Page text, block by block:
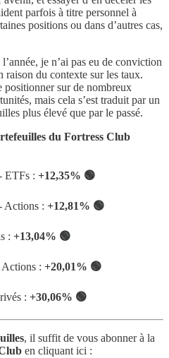
parfois à titre personnel à
positions ou dans d’autres cas,
je n’ai pas eu de conviction
raison du contexte sur les taux.
positionner sur de nombreux
mais cela s’est traduit par un
plus élevé que par le passé.
du Fortress Club
ETFs : +12,35% 🟢
Actions : +12,81% 🟢
: +13,04% 🟢
: +20,01% 🟢
: +30,06% 🟢
, il suffit de vous abonner à la
en cliquant ici :